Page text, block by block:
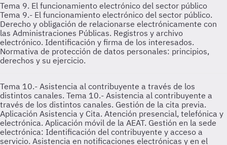
Tema 9. El funcionamiento electrónico del sector público
Tema 9.- El funcionamiento electrónico del sector público.
Derecho y obligación de relacionarse electrónicamente con
las Administraciones Públicas. Registros y archivo
electrónico. Identificación y firma de los interesados.
Normativa de protección de datos personales: principios,
derechos y su ejercicio.
Tema 10.- Asistencia al contribuyente a través de los
distintos canales. Tema 10.- Asistencia al contribuyente a
través de los distintos canales. Gestión de la cita previa.
Aplicación Asistencia y Cita. Atención presencial, telefónica y
electrónica. Aplicación móvil de la AEAT. Gestión en la sede
electrónica: Identificación del contribuyente y acceso a
servicio. Asistencia en notificaciones electrónicas y en el